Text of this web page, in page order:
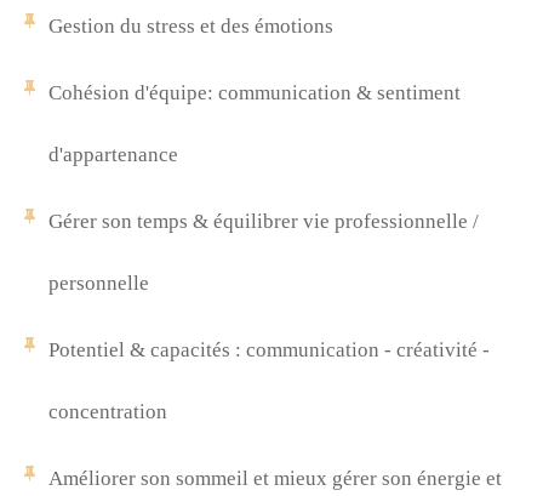
Gestion du stress et des émotions
Cohésion d'équipe: communication & sentiment
d'appartenance
Gérer son temps & équilibrer vie professionnelle /
personnelle
Potentiel & capacités : communication - créativité -
concentration
Améliorer son sommeil et mieux gérer son énergie et